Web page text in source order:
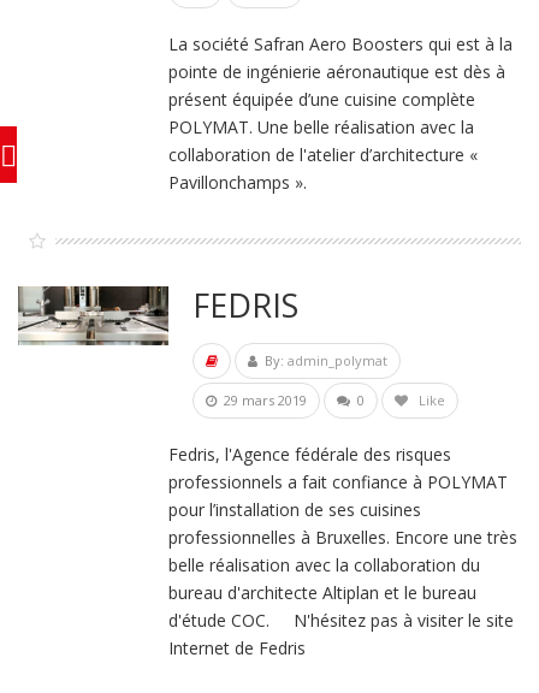
La société Safran Aero Boosters qui est à la
pointe de ingénierie aéronautique est dès à
présent équipée d’une cuisine complète
POLYMAT. Une belle réalisation avec la
collaboration de l'atelier d’architecture «
Pavillonchamps ».
FEDRIS
By:admin_polymat
29 mars 2019 0 Like
Fedris, l'Agence fédérale des risques
professionnels a fait confiance à POLYMAT
pour l’installation de ses cuisines
professionnelles à Bruxelles. Encore une très
belle réalisation avec la collaboration du
bureau d'architecte Altiplan et le bureau
d'étude COC. N'hésitez pas à visiter le site
Internet de Fedris